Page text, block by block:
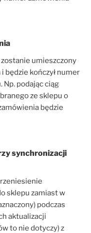
umieszczony
będzie kończył numer
Np. podając ciąg
ze sklepu o
będzie
synchronizacji
sklepu zamiast w
podczas
aktualizacji
to nie dotyczy) z